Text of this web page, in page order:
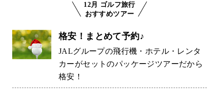
12月 ゴルフ旅行
おすすめツアー
格安！まとめて予約♪
JALグループの飛行機・ホテル・レンタ
カーがセットのパッケージツアーだから
格安！